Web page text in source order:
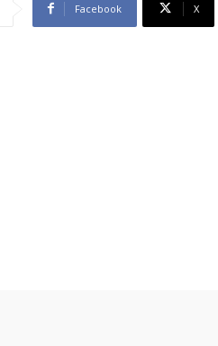
Facebook X